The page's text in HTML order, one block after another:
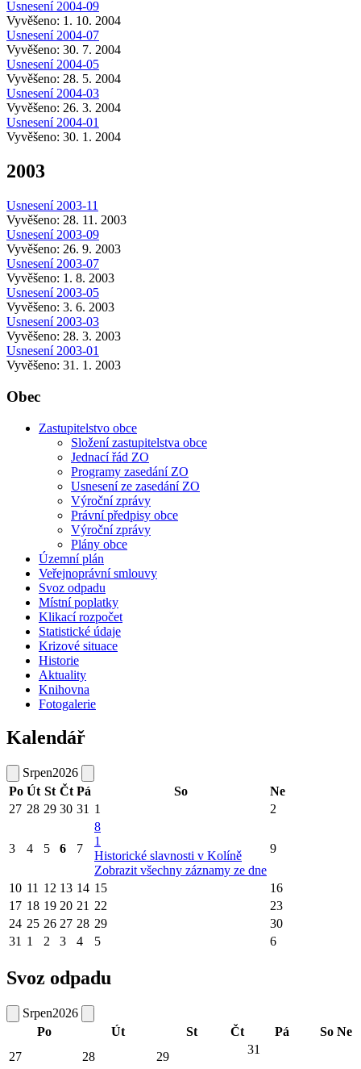
Usnesení 2004-09
Vyvěšeno: 1. 10. 2004
Usnesení 2004-07
Vyvěšeno: 30. 7. 2004
Usnesení 2004-05
Vyvěšeno: 28. 5. 2004
Usnesení 2004-03
Vyvěšeno: 26. 3. 2004
Usnesení 2004-01
Vyvěšeno: 30. 1. 2004
2003
Usnesení 2003-11
Vyvěšeno: 28. 11. 2003
Usnesení 2003-09
Vyvěšeno: 26. 9. 2003
Usnesení 2003-07
Vyvěšeno: 1. 8. 2003
Usnesení 2003-05
Vyvěšeno: 3. 6. 2003
Usnesení 2003-03
Vyvěšeno: 28. 3. 2003
Usnesení 2003-01
Vyvěšeno: 31. 1. 2003
Obec
Zastupitelstvo obce
Složení zastupitelstva obce
Jednací řád ZO
Programy zasedání ZO
Usnesení ze zasedání ZO
Výroční zprávy
Právní předpisy obce
Výroční zprávy
Plány obce
Územní plán
Veřejnoprávní smlouvy
Svoz odpadu
Místní poplatky
Klikací rozpočet
Statistické údaje
Krizové situace
Historie
Aktuality
Knihovna
Fotogalerie
Kalendář
Srpen2026
Po Út St Čt Pá So
Ne
27 28 29 30 31 1 2
3 4 5 6 7
8
1
Historické slavnosti v Kolíně
Zobrazit všechny záznamy ze dne
9
10 11 12 13 14 15
16
17 18 19 20 21 22
23
24 25 26 27 28 29
30
31 1 2 3 4 5 6
Svoz odpadu
Srpen2026
Po
Út St Čt Pá So Ne
27
28
29
31